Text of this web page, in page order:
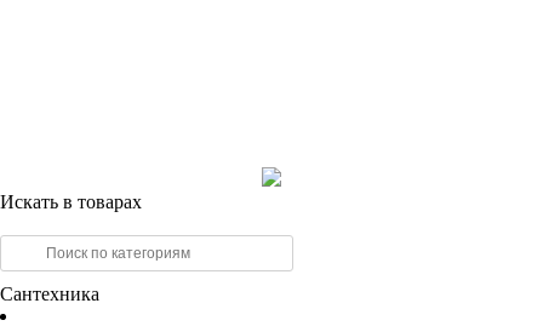
Искать в товарах
Сантехника